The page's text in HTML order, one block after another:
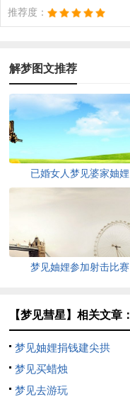
推荐度：
解梦图文推荐
已婚女人梦见婆家妯娌
梦见妯娌参加射击比赛
【梦见彗星】相关文章：
梦见妯娌捐钱建尖拱
梦见买蜡烛
梦见去游玩